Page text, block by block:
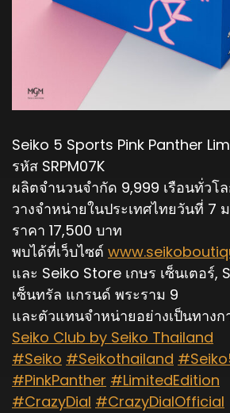
Seiko 5 Sports Pink Panther
รหัส SRPM07K
ผลิตจำนวนจำกัด 9,999 เรือนทั่วโ
วางจำหน่ายในประเทศไทยวันที่ 7
ราคา 17,500 บาท
พบได้ที่เว็บไซต์
และ Seiko Store เกษร เซ็นเตอร์,
เซ็นทรัล แกรนด์ พระราม 9
และตัวแทนจำหน่ายอย่างเป็นทางก
Seiko Club by Seiko Thailand
#Seiko #Seikothailand
#PinkPanther #LimitedEdition
#CrazyDial #CrazyDialOfficial